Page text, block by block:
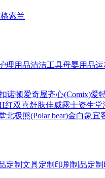
索兰
理用品清洁工具母婴用品运
诺顿爱奇屋齐心(Comix)爱
红双喜舒肤佳威露士资生堂
北极熊(Polar bear)金白象宜
定制 文具定制 印刷制品定制